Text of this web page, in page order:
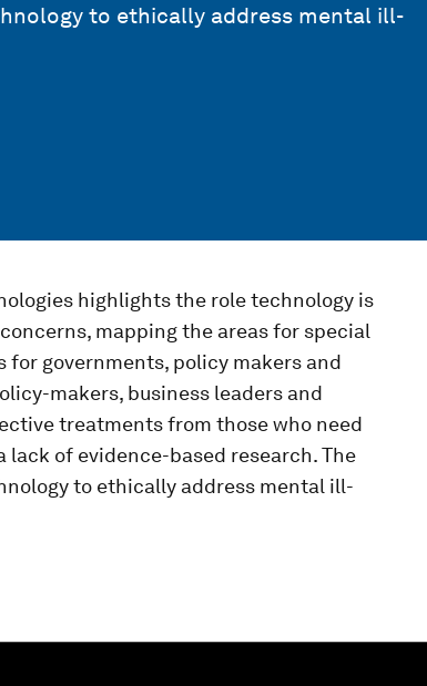
to ethically address mental ill-
highlights the role technology is
mapping the areas for special
governments, policy makers and
makers, business leaders and
treatments from those who need
of evidence-based research. The
to ethically address mental ill-